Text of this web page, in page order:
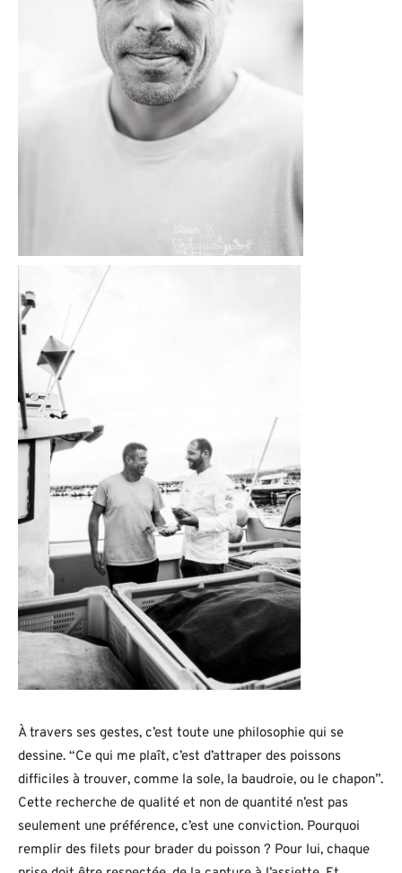
À travers ses gestes, c’est toute une philosophie qui se
dessine. “Ce qui me plaît, c’est d’attraper des poissons
difficiles à trouver, comme la sole, la baudroie, ou le chapon”.
Cette recherche de qualité et non de quantité n’est pas
seulement une préférence, c’est une conviction. Pourquoi
remplir des filets pour brader du poisson ? Pour lui, chaque